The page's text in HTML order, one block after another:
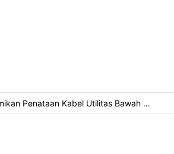
Ratu Dewa Resmikan Penataan Kabel Utilitas Bawah Tanah, POM IX Jadi Pilot Project Kota Modern